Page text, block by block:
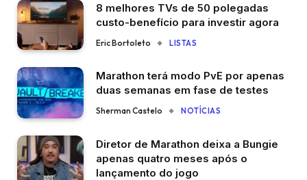
8 melhores TVs de 50 polegadas
custo-benefício para investir agora
Eric Bortoleto LISTAS
Marathon terá modo PvE por apenas
duas semanas em fase de testes
Sherman Castelo NOTÍCIAS
Diretor de Marathon deixa a Bungie
apenas quatro meses após o
lançamento do jogo